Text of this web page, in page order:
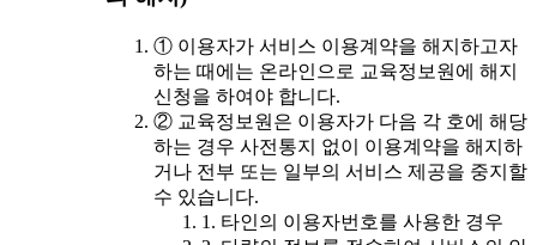
① 이용자가 서비스 이용계약을 해지하고자
하는 때에는 온라인으로 교육정보원에 해지
신청을 하여야 합니다.
② 교육정보원은 이용자가 다음 각 호에 해당
하는 경우 사전통지 없이 이용계약을 해지하
거나 전부 또는 일부의 서비스 제공을 중지할
수 있습니다.
1. 타인의 이용자번호를 사용한 경우